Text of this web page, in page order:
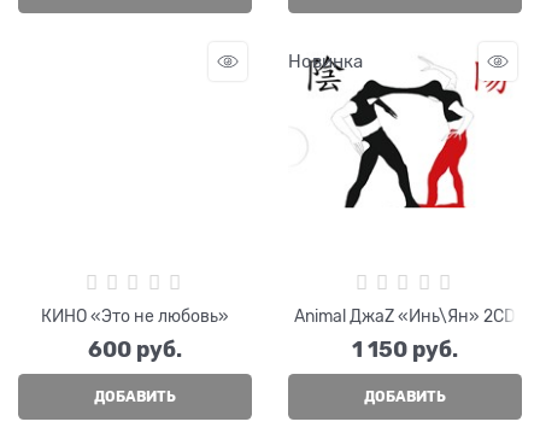
КИНО «Это не любовь»
600 руб.
ДОБАВИТЬ
Новинка
Animal ДжаZ «Инь\Ян» 2CD
1 150 руб.
ДОБАВИТЬ